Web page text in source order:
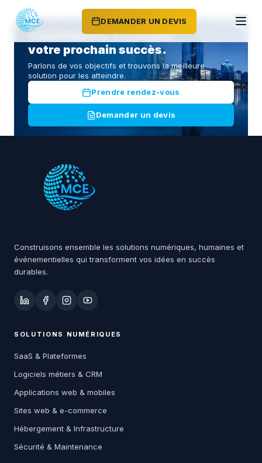
DEMANDER UN DEVIS
Construisons ensemble
votre prochain succès.
Parlons de vos objectifs et trouvons la meilleure
solution pour les atteindre.
Prendre rendez-vous
Demander un devis
Construisons ensemble les solutions numériques, humaines et
événementielles qui transforment vos idées en succès
durables.
SOLUTIONS NUMÉRIQUES
SaaS & Plateformes
Logiciels métiers & CRM
Applications web & mobiles
Sites web & e-commerce
Hébergement & Infrastructure
Sécurité & Maintenance